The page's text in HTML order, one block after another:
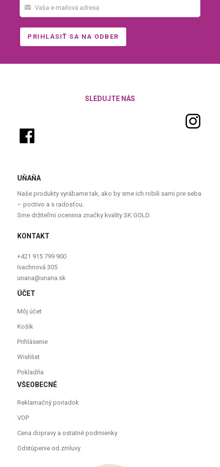
SLEDUJTE NÁS
UŇAŇA
Naše produkty vyrábame tak, ako by sme ich robili sami pre seba
– poctivo a s radosťou.
Sme držiteľmi oceninia značky kvality SK GOLD.
KONTAKT
+421 915 799 900
Ivachnová 305
unana@unana.sk
ÚČET
Môj účet
Košík
Prihlásenie
Wishlist
Pokladňa
VŠEOBECNÉ
Reklamačný poriadok
VOP
Cena dopravy a ostatné podmienky
Odstúpenie od zmluvy